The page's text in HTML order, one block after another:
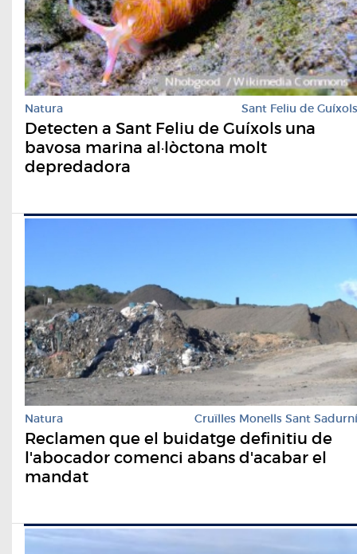
Natura Sant Feliu de Guíxols
Detecten a Sant Feliu de Guíxols una
bavosa marina al·lòctona molt
depredadora
Natura Cruïlles Monells Sant Sadurní
Reclamen que el buidatge definitiu de
l'abocador comenci abans d'acabar el
mandat